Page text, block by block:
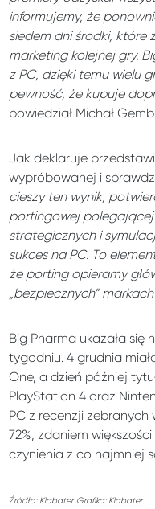
informujemy, że
siedem dni środki, które
marketing kolejnej gry.
z PC, dzięki temu wielu
pewność, że kupuje
powiedział Michał
Jak deklaruje
wypróbowanej i
cieszy ten wynik,
portingowej
strategicznych i
sukces na PC. To
że porting opieramy
„bezpiecznych” markach
Big Pharma ukazała się
tygodniu. 4 grudnia
One, a dzień później
PlayStation 4 oraz
PC z recenzji
72%, zdaniem
czynienia z co najmniej
Źródło: Klabater. Grafika: Klabater.